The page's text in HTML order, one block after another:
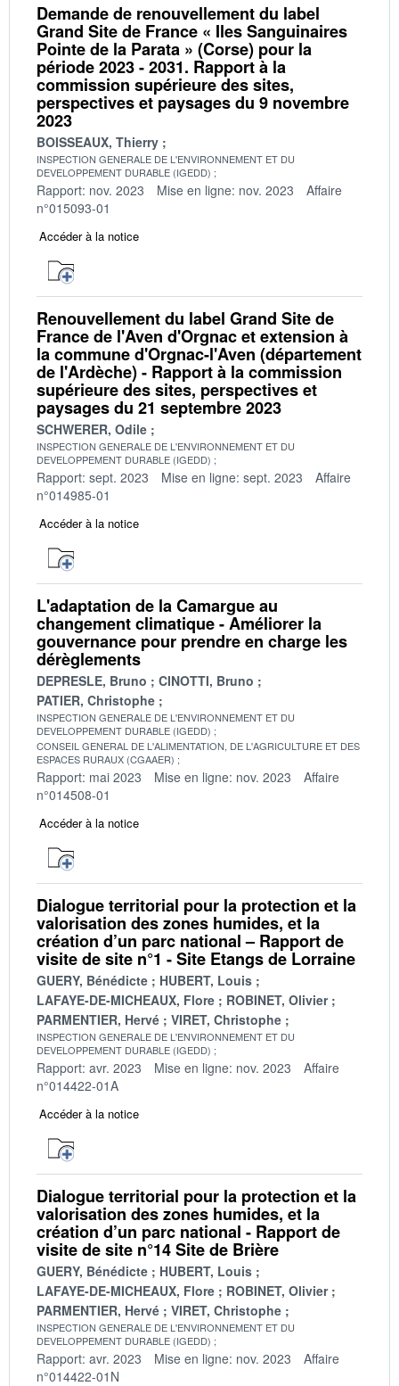
Demande de renouvellement du label
Grand Site de France « Iles Sanguinaires
Pointe de la Parata » (Corse) pour la
période 2023 - 2031. Rapport à la
commission supérieure des sites,
perspectives et paysages du 9 novembre
2023
BOISSEAUX, Thierry
INSPECTION GENERALE DE L'ENVIRONNEMENT ET DU
DEVELOPPEMENT DURABLE (IGEDD)
Rapport: nov. 2023 Mise en ligne: nov. 2023
Affaire
n°015093-01
Accéder à la notice
Renouvellement du label Grand Site de
France de l'Aven d'Orgnac et extension à
la commune d'Orgnac-l'Aven (département
de l'Ardèche) - Rapport à la commission
supérieure des sites, perspectives et
paysages du 21 septembre 2023
SCHWERER, Odile
INSPECTION GENERALE DE L'ENVIRONNEMENT ET DU
DEVELOPPEMENT DURABLE (IGEDD)
Rapport: sept. 2023 Mise en ligne: sept. 2023
Affaire
n°014985-01
Accéder à la notice
L'adaptation de la Camargue au
changement climatique - Améliorer la
gouvernance pour prendre en charge les
dérèglements
DEPRESLE, Bruno
CINOTTI, Bruno
PATIER, Christophe
INSPECTION GENERALE DE L'ENVIRONNEMENT ET DU
DEVELOPPEMENT DURABLE (IGEDD)
CONSEIL GENERAL DE L'ALIMENTATION, DE L'AGRICULTURE ET DES
ESPACES RURAUX (CGAAER)
Rapport: mai 2023 Mise en ligne: nov. 2023
Affaire
n°014508-01
Accéder à la notice
Dialogue territorial pour la protection et la
valorisation des zones humides, et la
création d’un parc national – Rapport de
visite de site n°1 - Site Etangs de Lorraine
GUERY, Bénédicte
HUBERT, Louis
LAFAYE-DE-MICHEAUX, Flore
ROBINET, Olivier
PARMENTIER, Hervé
VIRET, Christophe
INSPECTION GENERALE DE L'ENVIRONNEMENT ET DU
DEVELOPPEMENT DURABLE (IGEDD)
Rapport: avr. 2023 Mise en ligne: nov. 2023
Affaire
n°014422-01A
Accéder à la notice
Dialogue territorial pour la protection et la
valorisation des zones humides, et la
création d’un parc national - Rapport de
visite de site n°14 Site de Brière
GUERY, Bénédicte
HUBERT, Louis
LAFAYE-DE-MICHEAUX, Flore
ROBINET, Olivier
PARMENTIER, Hervé
VIRET, Christophe
INSPECTION GENERALE DE L'ENVIRONNEMENT ET DU
DEVELOPPEMENT DURABLE (IGEDD)
Rapport: avr. 2023 Mise en ligne: nov. 2023
Affaire
n°014422-01N